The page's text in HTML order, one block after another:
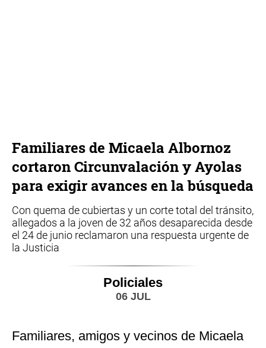
Familiares de Micaela Albornoz
cortaron Circunvalación y Ayolas
para exigir avances en la búsqueda
Con quema de cubiertas y un corte total del tránsito,
allegados a la joven de 32 años desaparecida desde
el 24 de junio reclamaron una respuesta urgente de
la Justicia
Policiales
06 JUL
Familiares, amigos y vecinos de Micaela